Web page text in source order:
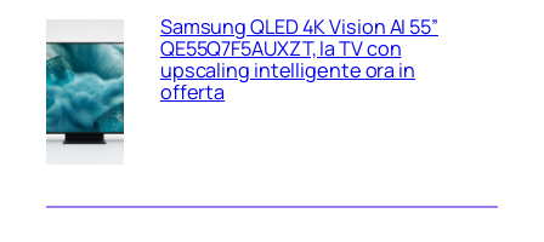
Samsung QLED 4K Vision AI 55”
QE55Q7F5AUXZT, la TV con
upscaling intelligente ora in
offerta